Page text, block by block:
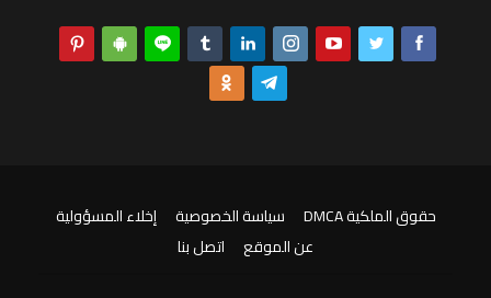
حقوق الملكية DMCA سياسة الخصوصية
إخلاء المسؤولية
عن الموقع
اتصل بنا